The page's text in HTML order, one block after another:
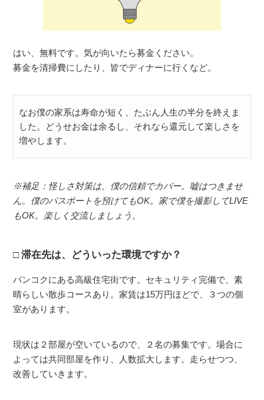
はい、無料です。気が向いたら募金ください。
募金を清掃費にしたり、皆でディナーに行くなど。
なお僕の家系は寿命が短く、たぶん人生の半分を終えま
した。どうせお金は余るし、それなら還元して楽しさを
増やします。
※補足：怪しさ対策は、僕の信頼でカバー。嘘はつきませ
ん。僕のパスポートを預けてもOK。家で僕を撮影してLIVE
もOK。楽しく交流しましょう。
滞在先は、どういった環境ですか？
バンコクにある高級住宅街です。セキュリティ完備で、素
晴らしい散歩コースあり。家賃は15万円ほどで、３つの個
室があります。
現状は２部屋が空いているので、２名の募集です。場合に
よっては共同部屋を作り、人数拡大します。走らせつつ、
改善していきます。